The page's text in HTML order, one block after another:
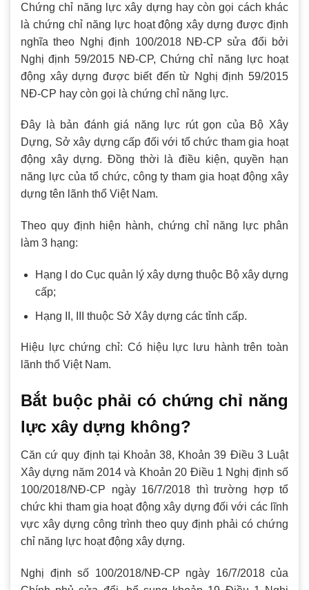
Chứng chỉ năng lực xây dựng hay còn gọi cách khác
là chứng chỉ năng lực hoạt động xây dựng được định
nghĩa theo Nghị định 100/2018 NĐ-CP sửa đổi bởi
Nghị định 59/2015 NĐ-CP, Chứng chỉ năng lực hoạt
động xây dựng được biết đến từ Nghị định 59/2015
NĐ-CP hay còn gọi là chứng chỉ năng lực.
Đây là bản đánh giá năng lực rút gọn của Bộ Xây
Dựng, Sở xây dựng cấp đối với tổ chức tham gia hoạt
động xây dựng. Đồng thời là điều kiện, quyền hạn
năng lực của tổ chức, công ty tham gia hoạt động xây
dựng tên lãnh thổ Việt Nam.
Theo quy định hiện hành, chứng chỉ năng lực phân
làm 3 hạng:
Hạng I do Cục quản lý xây dựng thuộc Bộ xây dựng
cấp;
Hạng II, III thuộc Sở Xây dựng các tỉnh cấp.
Hiệu lực chứng chỉ: Có hiệu lực lưu hành trên toàn
lãnh thổ Việt Nam.
Bắt buộc phải có chứng chỉ năng
lực xây dựng không?
Căn cứ quy định tại Khoản 38, Khoản 39 Điều 3 Luật
Xây dựng năm 2014 và Khoản 20 Điều 1 Nghị định số
100/2018/NĐ-CP ngày 16/7/2018 thì trường hợp tổ
chức khi tham gia hoạt động xây dựng đối với các lĩnh
vực xây dựng công trình theo quy định phải có chứng
chỉ năng lực hoạt động xây dựng.
Nghị định số 100/2018/NĐ-CP ngày 16/7/2018 của